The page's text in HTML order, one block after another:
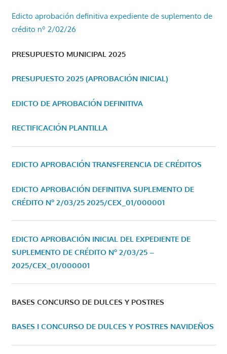
Edicto aprobación definitiva expediente de suplemento de
crédito nº 2/02/26
PRESUPUESTO MUNICIPAL 2025
PRESUPUESTO 2025 (APROBACIÓN INICIAL)
EDICTO DE APROBACIÓN DEFINITIVA
RECTIFICACIÓN PLANTILLA
EDICTO APROBACIÓN TRANSFERENCIA DE CRÉDITOS
EDICTO APROBACIÓN DEFINITIVA SUPLEMENTO DE
CRÉDITO Nº 2/03/25 2025/CEX_01/000001
EDICTO APROBACIÓN INICIAL DEL EXPEDIENTE DE
SUPLEMENTO DE CRÉDITO Nº 2/03/25 –
2025/CEX_01/000001
BASES CONCURSO DE DULCES Y POSTRES
BASES I CONCURSO DE DULCES Y POSTRES NAVIDEÑOS